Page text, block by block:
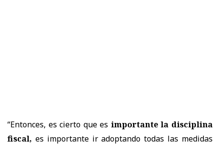
“Entonces, es cierto que es importante la disciplina
fiscal, es importante ir adoptando todas las medidas